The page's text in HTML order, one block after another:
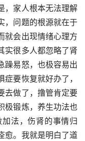
，家人根本无法理解
，问题的根源就在于
就会出现情绪心理方
实很多人都忽略了肾
躁易怒，也极容易出
要恢复就好办了，
去做了，撸管肯定要
极锻炼，养生功法也
法，伤肾的事情归
愈。我就是明白了道